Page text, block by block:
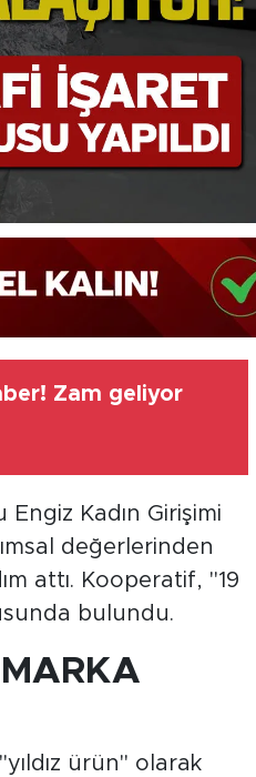
Zam geliyor
Engiz Kadın Girişimi
değerlerinden
attı. Kooperatif, "19
bulundu.
ürün" olarak